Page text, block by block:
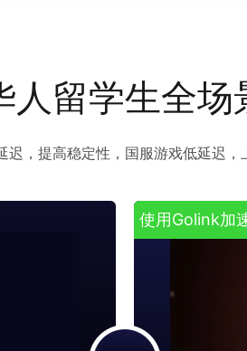
人留学生全场
迟，提高稳定性，国服游戏低延迟，
使用Golink加